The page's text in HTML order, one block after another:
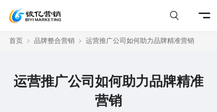
首页 品牌整合营销 运营推广公司如何助力品牌精准营销
运营推广公司如何助力品牌精准
营销